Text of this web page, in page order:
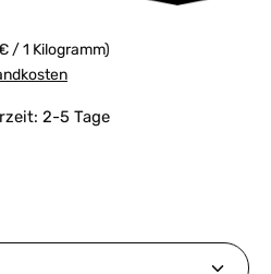
/ 1 Kilogramm)
2-5 Tage
gewünschten Wert ein